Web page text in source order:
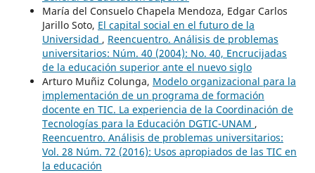
María del Consuelo Chapela Mendoza, Edgar Carlos
Jarillo Soto, El capital social en el futuro de la
Universidad , Reencuentro. Análisis de problemas
universitarios: Núm. 40 (2004): No. 40, Encrucijadas
de la educación superior ante el nuevo siglo
Arturo Muñiz Colunga, Modelo organizacional para la
implementación de un programa de formación
docente en TIC. La experiencia de la Coordinación de
Tecnologías para la Educación DGTIC-UNAM ,
Reencuentro. Análisis de problemas universitarios:
Vol. 28 Núm. 72 (2016): Usos apropiados de las TIC en
la educación